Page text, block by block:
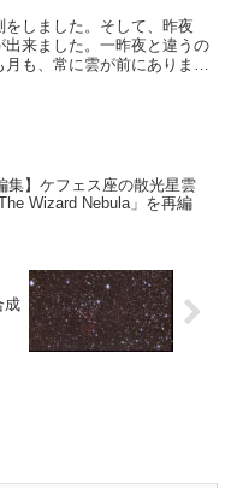
しました。そして、昨夜
来ました。一昨夜と違うの
も、常に雲が前にありまし
集】ケフェス座の散光星雲
Wizard Nebula」を再編
成